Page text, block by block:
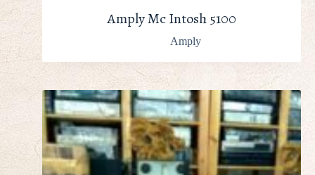
Amply Mc Intosh 5100
Amply